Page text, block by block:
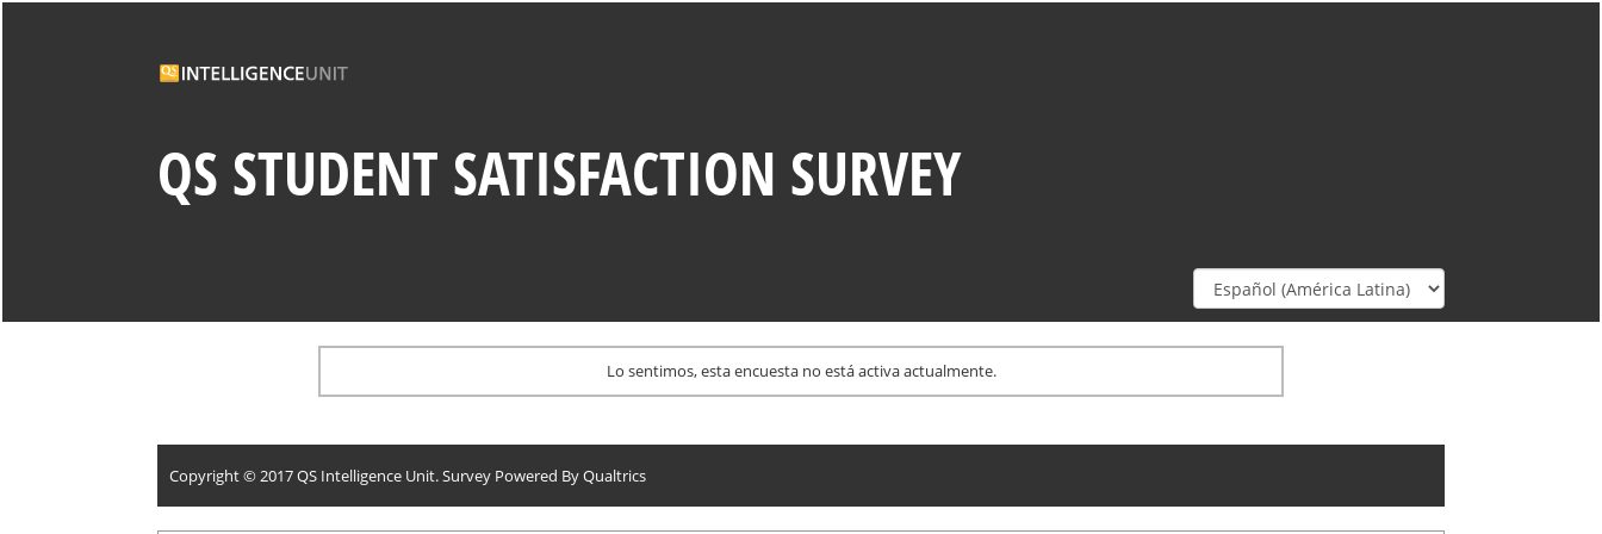
QS STUDENT SATISFACTION SURVEY
Lo sentimos, esta encuesta no está activa actualmente.
Copyright © 2017 QS Intelligence Unit.Survey Powered ByQualtrics